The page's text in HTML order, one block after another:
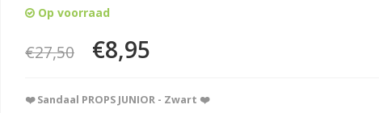
Op voorraad
€27,50 €8,95
❤️ Sandaal PROPS JUNIOR - Zwart ❤️